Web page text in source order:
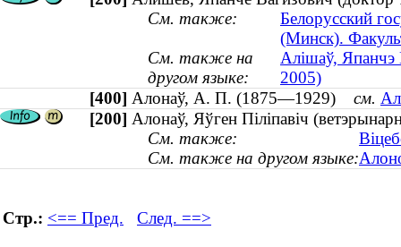
См. также:
Белорусский
(Минск).
См. также на
другом языке:
Алішаў, Япанчэ
2005)
[400] Алонаў, А. П. (1875—1929) см.
[200] Алонаў, Яўген Піліпавіч
См. также:
См. также на другом языке:
Стр.: <== Пред. След. ==>